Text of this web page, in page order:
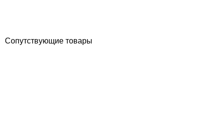
Сопутствующие товары